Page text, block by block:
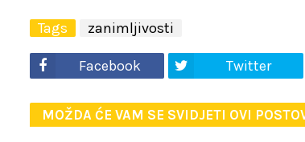
Tags zanimljivosti
Facebook Twitter
MOŽDA ĆE VAM SE SVIDJETI OVI